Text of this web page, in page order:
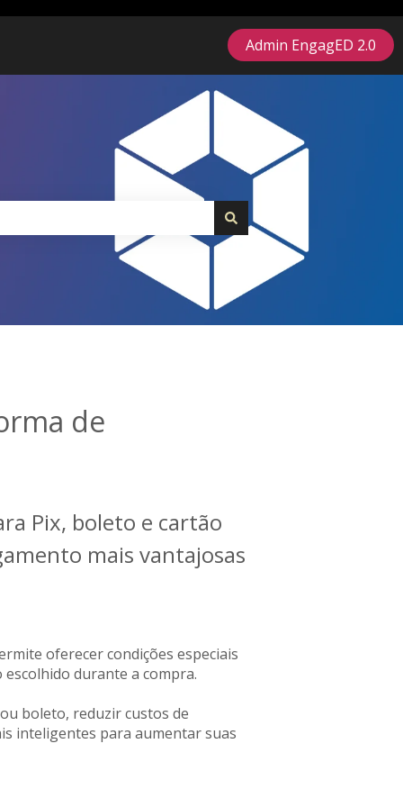
Admin EngagED 2.0
de
Pix, boleto e cartão
mais vantajosas
oferecer condições especiais
durante a compra.
boleto, reduzir custos de
inteligentes para aumentar suas